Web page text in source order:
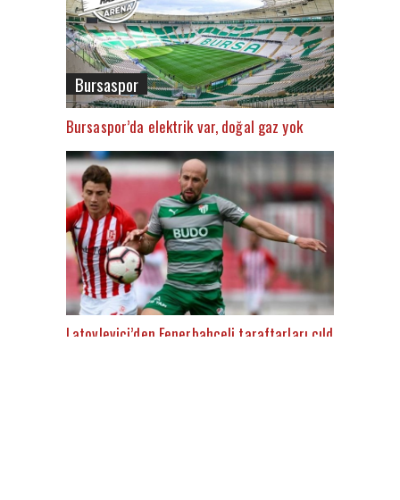
Bursaspor
Bursaspor’da elektrik var, doğal gaz yok
Latovlevici’den Fenerbahçeli taraftarları çıldırtacak